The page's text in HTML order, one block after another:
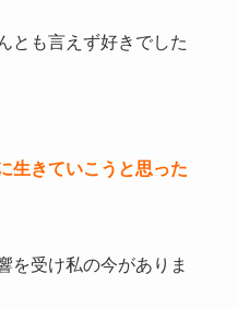
とも言えず好きでした
生きていこうと思った
を受け私の今がありま